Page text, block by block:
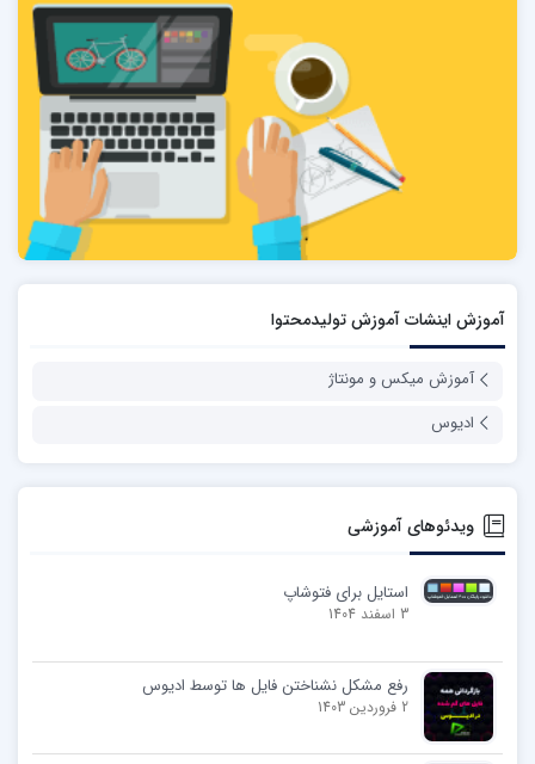
آموزش اینشات آموزش تولیدمحتوا
آموزش میکس و مونتاژ
ادیوس
ویدئوهای آموزشی
استایل برای فتوشاپ
3 اسفند 1404
رفع مشکل نشناختن فایل ها توسط ادیوس
2 فروردین 1403